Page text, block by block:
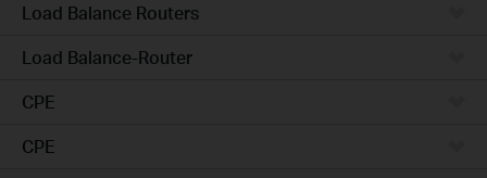
Load Balance Routers
Load Balance-Router
CPE
CPE